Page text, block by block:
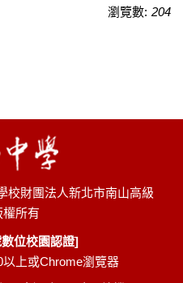
瀏覽數: 204
校財團法人新北市南山高級
權所有
位校園認證]
上或Chrome瀏覽器